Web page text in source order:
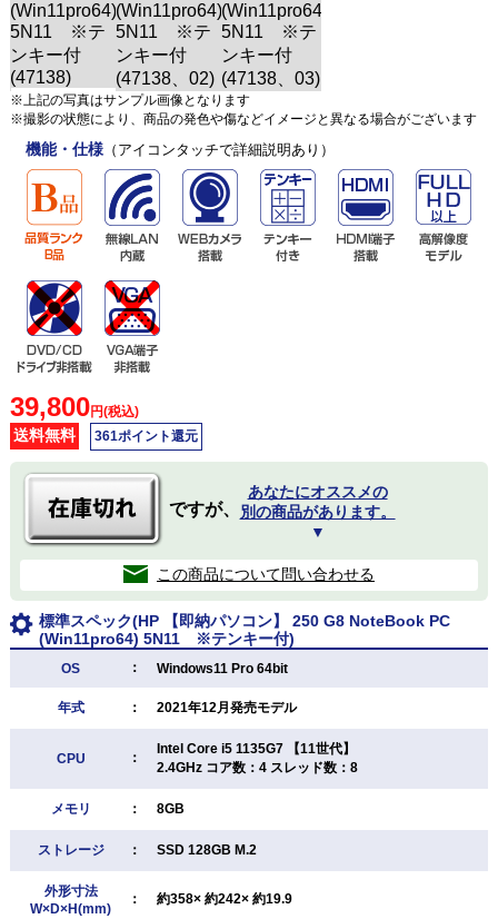
※上記の写真はサンプル画像となります
※撮影の状態により、商品の発色や傷などイメージと異なる場合がございます
機能・仕様（アイコンタッチで詳細説明あり）
39,800円(税込)
送料無料 361ポイント還元
ですが、
あなたにオススメの
別の商品があります。
▼
この商品について問い合わせる
標準スペック(HP 【即納パソコン】 250 G8 NoteBook PC
(Win11pro64) 5N11 ※テンキー付)
OS ： Windows11 Pro 64bit
年式 ： 2021年12月発売モデル
CPU ：
Intel Core i5 1135G7 【11世代】
2.4GHz コア数：4 スレッド数：8
メモリ ： 8GB
ストレージ ： SSD 128GB M.2
外形寸法
W×D×H(mm)
： 約358× 約242× 約19.9